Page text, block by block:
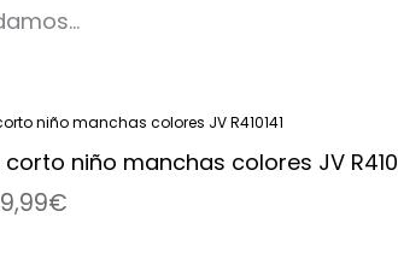
niño manchas colores JV
€